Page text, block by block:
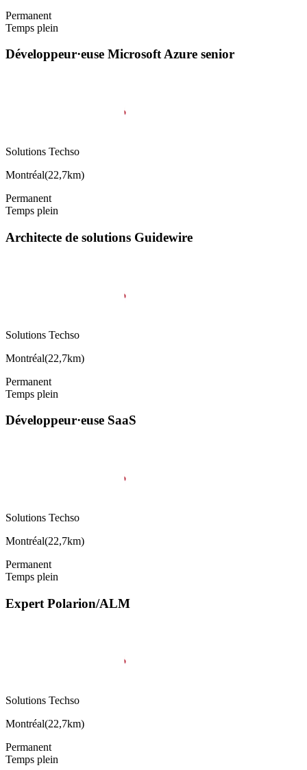
Permanent
Temps plein
Développeur·euse Microsoft Azure senior
Solutions Techso
Montréal(22,7km)
Permanent
Temps plein
Architecte de solutions Guidewire
Solutions Techso
Montréal(22,7km)
Permanent
Temps plein
Développeur·euse SaaS
Solutions Techso
Montréal(22,7km)
Permanent
Temps plein
Expert Polarion/ALM
Solutions Techso
Montréal(22,7km)
Permanent
Temps plein